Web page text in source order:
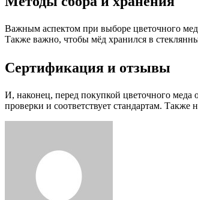
Важным аспектом при выборе цветочного
Также важно, чтобы мёд хранился в
Сертификация и отзывы
И, наконец, перед покупкой цветочного меда
проверки и соответствует стандартам. Также